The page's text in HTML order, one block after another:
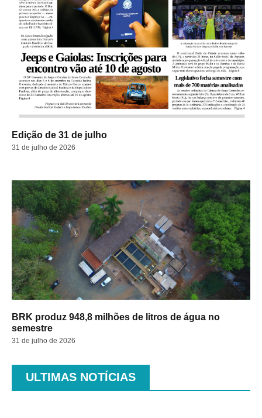
Edição de 31 de julho
31 de julho de 2026
BRK produz 948,8 milhões de litros de água no
semestre
31 de julho de 2026
ULTIMAS NOTÍCIAS